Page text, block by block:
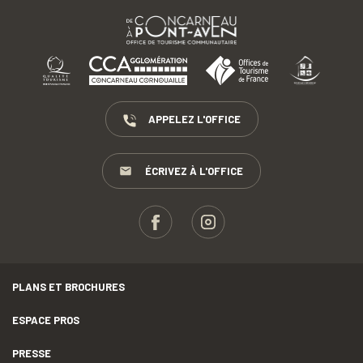
APPELEZ L'OFFICE
ÉCRIVEZ À L'OFFICE
PLANS ET BROCHURES
ESPACE PROS
PRESSE